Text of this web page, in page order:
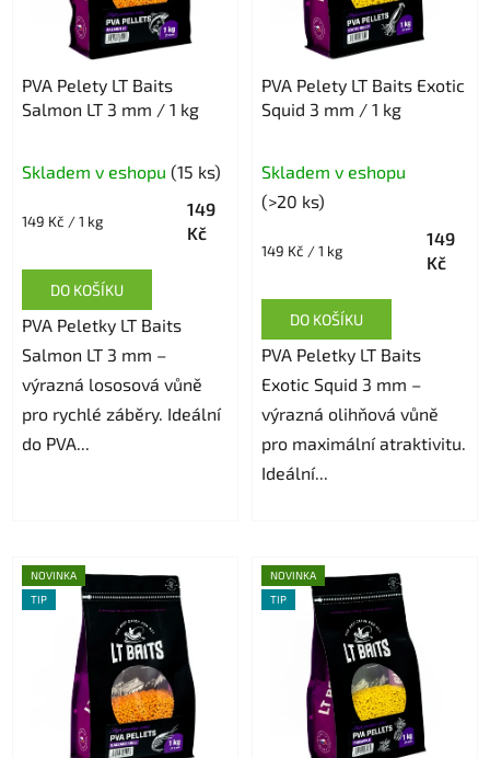
PVA Pelety LT Baits
Salmon LT 3 mm / 1 kg
Skladem v eshopu (15 ks)
149
Kč
Měrná
149 Kč / 1 kg
DO KOŠÍKU
PVA Peletky LT Baits
Salmon LT 3 mm –
výrazná lososová vůně
pro rychlé záběry. Ideální
do PVA...
PVA Pelety LT Baits Exotic
Squid 3 mm / 1 kg
Skladem v eshopu
(>20 ks)
149
Kč
Měrná
149 Kč / 1 kg
DO KOŠÍKU
PVA Peletky LT Baits
Exotic Squid 3 mm –
výrazná olihňová vůně
pro maximální atraktivitu.
Ideální...
NOVINKA
TIP
NOVINKA
TIP